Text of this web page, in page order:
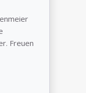
Freuen